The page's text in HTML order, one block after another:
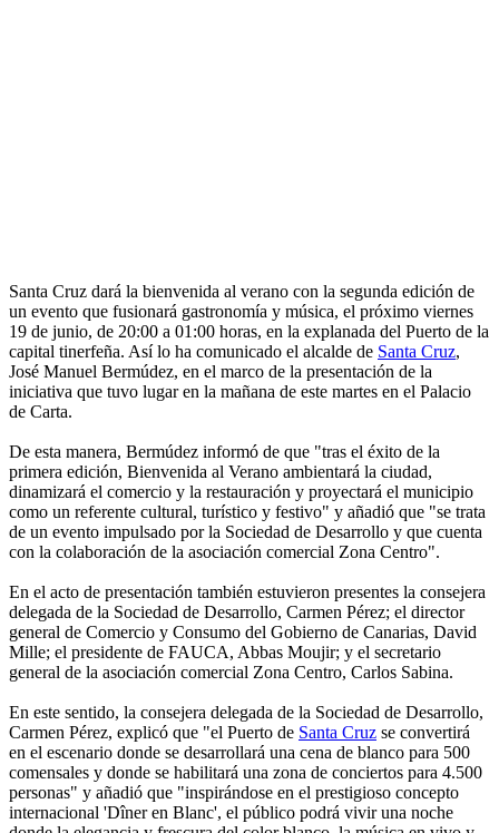
Santa Cruz dará la bienvenida al verano con la segunda edición de
un evento que fusionará gastronomía y música, el próximo viernes
19 de junio, de 20:00 a 01:00 horas, en la explanada del Puerto de la
capital tinerfeña. Así lo ha comunicado el alcalde de Santa Cruz,
José Manuel Bermúdez, en el marco de la presentación de la
iniciativa que tuvo lugar en la mañana de este martes en el Palacio
de Carta.
De esta manera, Bermúdez informó de que "tras el éxito de la
primera edición, Bienvenida al Verano ambientará la ciudad,
dinamizará el comercio y la restauración y proyectará el municipio
como un referente cultural, turístico y festivo" y añadió que "se trata
de un evento impulsado por la Sociedad de Desarrollo y que cuenta
con la colaboración de la asociación comercial Zona Centro".
En el acto de presentación también estuvieron presentes la consejera
delegada de la Sociedad de Desarrollo, Carmen Pérez; el director
general de Comercio y Consumo del Gobierno de Canarias, David
Mille; el presidente de FAUCA, Abbas Moujir; y el secretario
general de la asociación comercial Zona Centro, Carlos Sabina.
En este sentido, la consejera delegada de la Sociedad de Desarrollo,
Carmen Pérez, explicó que "el Puerto de Santa Cruz se convertirá
en el escenario donde se desarrollará una cena de blanco para 500
comensales y donde se habilitará una zona de conciertos para 4.500
personas" y añadió que "inspirándose en el prestigioso concepto
internacional 'Dîner en Blanc', el público podrá vivir una noche